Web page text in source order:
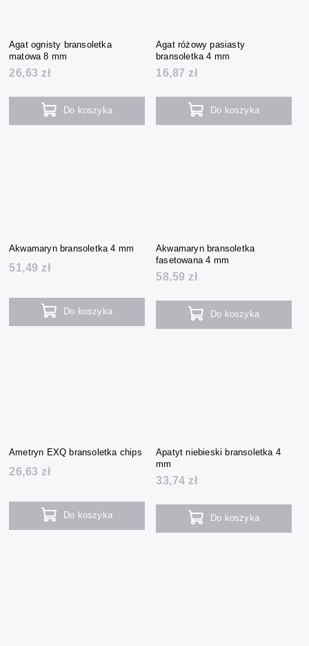
Agat ognisty bransoletka
matowa 8 mm
26,63 zł
Do koszyka
Agat różowy pasiasty
bransoletka 4 mm
16,87 zł
Do koszyka
Akwamaryn bransoletka 4 mm
51,49 zł
Do koszyka
Akwamaryn bransoletka
fasetowana 4 mm
58,59 zł
Do koszyka
Ametryn EXQ bransoletka chips
26,63 zł
Do koszyka
Apatyt niebieski bransoletka 4
mm
33,74 zł
Do koszyka